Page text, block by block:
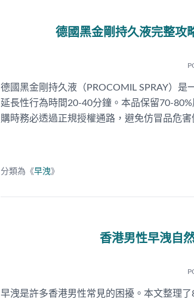
德國黑金剛持久液完整攻
德國黑金剛持久液（PROCOMIL SPRAY）
延長性行為時間20-40分鐘。本品保留70-
購時務必透過正規授權通路，避免仿冒品危害
分類為《早洩》
香港男性早洩自
早洩是許多香港男性常見的困擾。本文整理